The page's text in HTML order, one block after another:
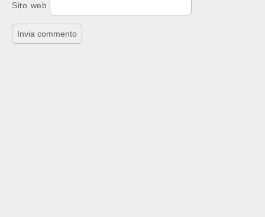
Sito web